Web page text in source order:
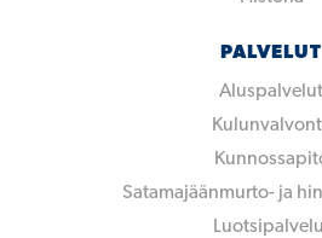
PALVELUT
Aluspalvelut
Satamajäänmurto- ja